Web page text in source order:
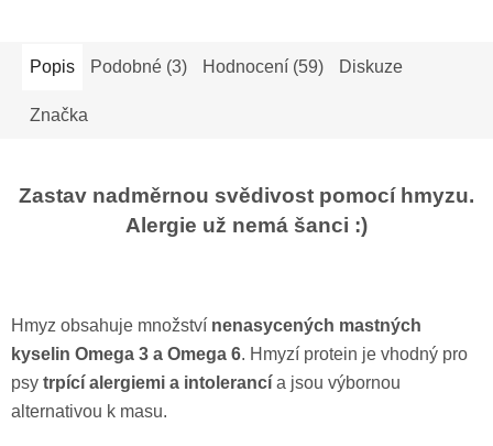
Popis Podobné (3) Hodnocení (59) Diskuze
Značka
Zastav nadměrnou svědivost pomocí hmyzu.
Alergie už nemá šanci :)
Hmyz obsahuje množství nenasycených mastných
kyselin Omega 3 a Omega 6. Hmyzí protein je vhodný pro
psy trpící alergiemi a intolerancí a jsou výbornou
alternativou k masu.